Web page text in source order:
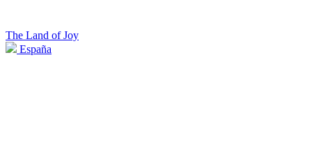
The Land of Joy
España